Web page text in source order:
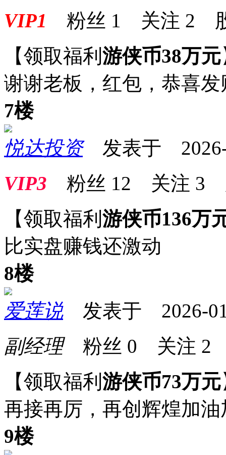
VIP1 粉丝 1 关注 2
【领取福利 游侠币38万元
谢谢老板，红包，恭喜发
7楼
悦达投资发表于 2026-
VIP3 粉丝 12 关注 3
【领取福利 游侠币136万
比实盘赚钱还激动
8楼
爱莲说发表于 2026-
副经理粉丝 0 关注 2
【领取福利 游侠币73万元
再接再厉，再创辉煌加
9楼